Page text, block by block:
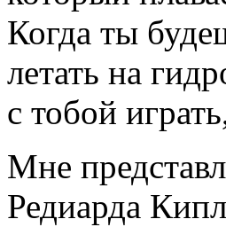
Когда ты
летать на
с тобой
Мне
Редиарда